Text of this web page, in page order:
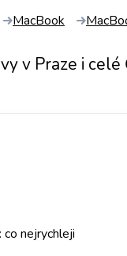
MacBook
v Praze i celé
co nejrychleji